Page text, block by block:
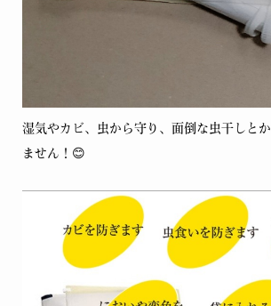
湿気やカビ、虫から守り、面倒な虫干しと
ません！😊